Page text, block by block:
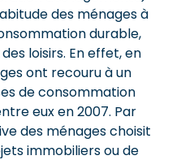
des ménages à
durable,
loisirs. En effet, en
ont recouru à un
de consommation
eux en 2007. Par
des ménages choisit
immobiliers ou de